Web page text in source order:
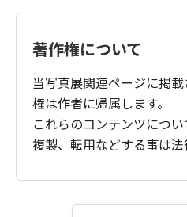
著作権について
当写真展関連ページに掲
権は作者に帰属します。
これらのコンテンツにつ
複製、転用などする事は法